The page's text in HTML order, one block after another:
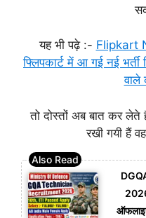
यह भी पढ़े :- Flipkart
फ्लिपकार्ट में आ गई नई
तो दोस्तों अब बात कर
रखी गयी हैं